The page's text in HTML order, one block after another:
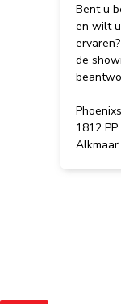
Bent u
en wilt
de
1812 PP
Alkmaar